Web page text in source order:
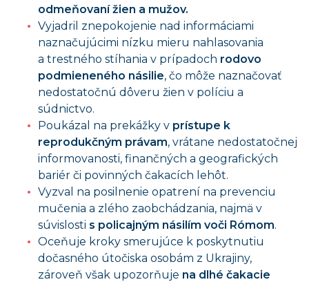
odmeňovaní žien a mužov.
Vyjadril znepokojenie nad informáciami
naznačujúcimi nízku mieru nahlasovania
a trestného stíhania v prípadoch rodovo
podmieneného násilie, čo môže naznačovať
nedostatočnú dôveru žien v políciu a
súdnictvo.
Poukázal na prekážky v prístupe k
reprodukčným právam, vrátane nedostatočnej
informovanosti, finančných a geografických
bariér či povinných čakacích lehôt.
Vyzval na posilnenie opatrení na prevenciu
mučenia a zlého zaobchádzania, najmä v
súvislosti s policajným násilím voči Rómom.
Oceňuje kroky smerujúce k poskytnutiu
dočasného útočiska osobám z Ukrajiny,
zároveň však upozorňuje na dlhé čakacie